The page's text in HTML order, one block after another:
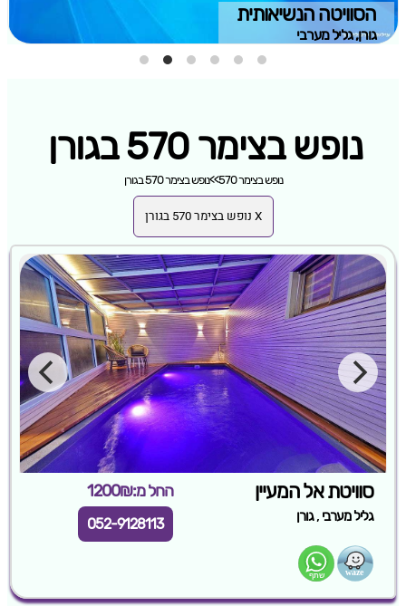
הסוויטה הנשיאותית
גורן, גליל מערבי
נופש בצימר 570 בגורן
נופש בצימר 570 >>נופש בצימר 570 בגורן
X נופש בצימר 570 בגורן
סוויטת אל המעיין החל מ:1200₪
גליל מערבי ,גורן 052-9128113